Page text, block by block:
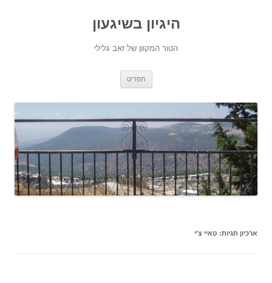
היגיון בשיגעון
הטור המקוון של זאב גלילי
תפריט
ארכיון תגיות: טאיי צ'י